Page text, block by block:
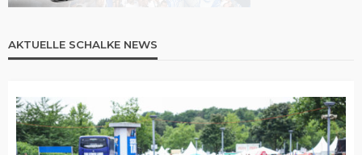
AKTUELLE SCHALKE NEWS